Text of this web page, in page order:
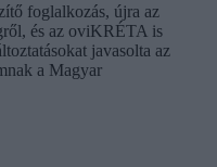
foglalkozás, újra az
és az oviKRÉTA is
javasolta az
a Magyar